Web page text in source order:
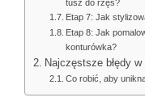
tusz do rzęs?
Etap 7: Jak
Etap 8: Jak
konturówka?
Najczęstsze błędy
Co robić, aby